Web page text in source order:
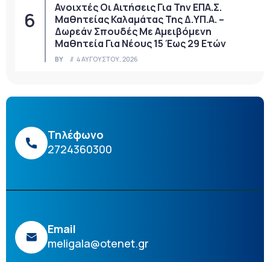
Ανοιχτές Οι Αιτήσεις Για Την ΕΠΑ.Σ.
Μαθητείας Καλαμάτας Της Δ.ΥΠ.Α. –
Δωρεάν Σπουδές Με Αμειβόμενη
Μαθητεία Για Νέους 15 Έως 29 Ετών
BY 4 ΑΥΓΟΎΣΤΟΥ, 2026
Τηλέφωνο
2724360300
Email
meligala@otenet.gr